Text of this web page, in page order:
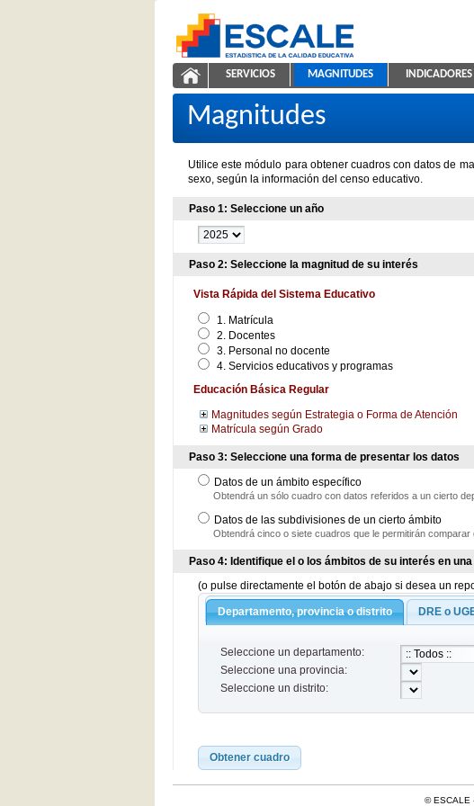
ESCALE - Unidad de Estadística
Magnitudes de la Educación
NAVEGACIÓN
SERVICIOS MAGNITUDES INDICADORES
Magnitudes
Utilice este módulo para obtener cuadros con datos de
sexo, según la información del censo educativo.
Paso 1: Seleccione un año
Paso 2: Seleccione la magnitud de su interés
Vista Rápida del Sistema Educativo
1. Matrícula
2. Docentes
3. Personal no docente
4. Servicios educativos y programas
Educación Básica Regular
Magnitudes según Estrategia o Forma de Atención
Matrícula según Grado
Paso 3: Seleccione una forma de presentar los datos
Datos de un ámbito específico
Obtendrá un sólo cuadro con datos referidos a un cierto
Datos de las subdivisiones de un cierto ámbito
Obtendrá cinco o siete cuadros que le permitirán
Paso 4: Identifique el o los ámbitos de su interés en
(o pulse directamente el botón de abajo si desea un
Departamento, provincia o distrito DRE o
Seleccione un departamento:
Seleccione una provincia:
Seleccione un distrito:
Obtener cuadro
© ESCALE